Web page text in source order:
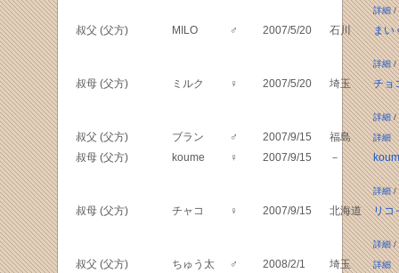
詳細/
叔父 (父方) MILO ♂ 2007/5/20 石川 まい
詳細/
叔母 (父方) ミルク ♀ 2007/5/20 埼玉 チョ
詳細/
叔父 (父方) ブラン ♂ 2007/9/15 福島 詳細
叔母 (父方) koume ♀ 2007/9/15 －
詳細/
叔母 (父方) チャコ ♀ 2007/9/15 北海道 リコ
詳細/
叔父 (父方)
ちゅう太
♂ 2008/2/1 埼玉 詳細